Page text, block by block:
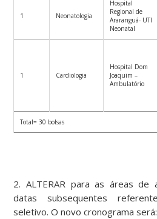
1 Neonatologia
Hospital
Regional de
Araranguá- UTI
Neonatal
1 Cardiologia
Hospital Dom
Joaquim –
Ambulatório
Total= 30 bolsas
2. ALTERAR para as áreas de
datas subsequentes
seletivo. O novo cronograma será: